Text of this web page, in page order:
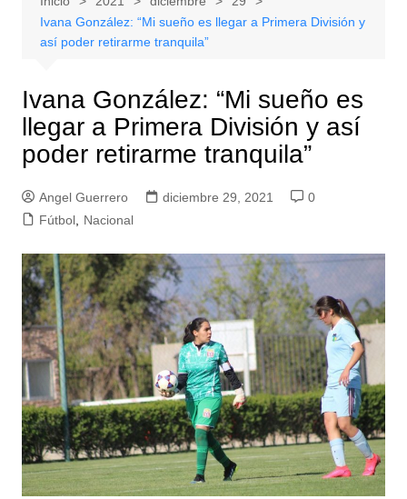
Ivana González: “Mi sueño es llegar a Primera División y
así poder retirarme tranquila”
Ivana González: “Mi sueño es
llegar a Primera División y así
poder retirarme tranquila”
Angel Guerrero diciembre 29, 2021
0
Fútbol, Nacional